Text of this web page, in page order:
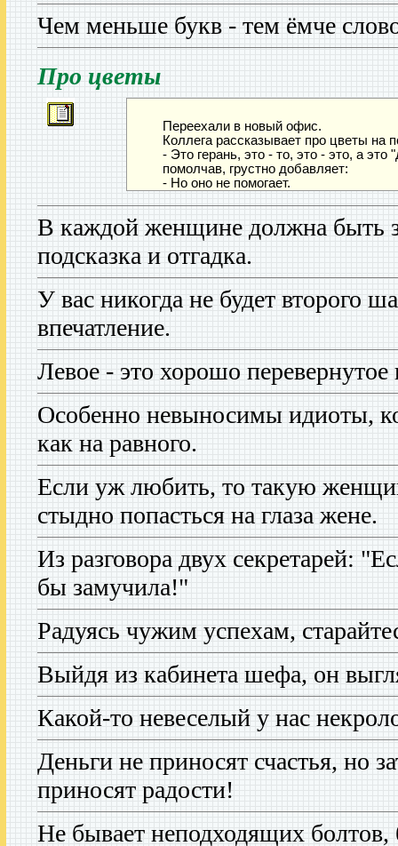
Чем меньше букв - тем ёмче
Про цветы
Переехали в новый офис.
Коллега рассказывает про цветы на
- Это герань, это - то, это - это, а это
помолчав, грустно добавляет:
- Но оно не помогает.
В каждой женщине должна быть
подсказка и отгадка.
У вас никогда не будет второго
впечатление.
Левое - это хорошо перевернутое
Особенно невыносимы идиоты,
как на равного.
Если уж любить, то такую
стыдно попасться на глаза жене.
Из разговора двух секретарей:
бы замучила!"
Радуясь чужим успехам,
Выйдя из кабинета шефа, он
Какой-то невеселый у нас
Деньги не приносят счастья, но
приносят радости!
Не бывает неподходящих болтов,